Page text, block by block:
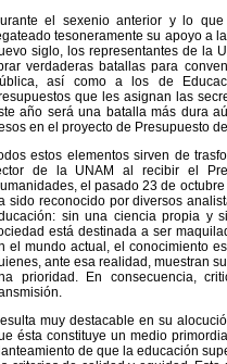
el sexenio anterior y lo
tesoneramente su apoyo a
siglo, los representantes de la
verdaderas batallas para
así como a los de
que les asignan las
año será una batalla más dura
en el proyecto de Presupuesto
estos elementos sirven de
de la UNAM al recibir el
el pasado 23 de
sido reconocido por diversos
sin una ciencia propia y
está destinada a ser
el mundo actual, el conocimiento
ante esa realidad, muestran
prioridad. En consecuencia,
muy destacable en su
ésta constituye un medio
de que la educación